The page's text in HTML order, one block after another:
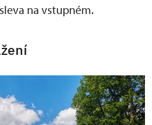
na vstupném.